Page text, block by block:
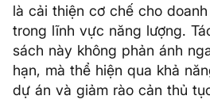
là cải thiện cơ chế cho
trong lĩnh vực năng lượng.
sách này không phản ánh
hạn, mà thể hiện qua khả
dự án và giảm rào cản thủ